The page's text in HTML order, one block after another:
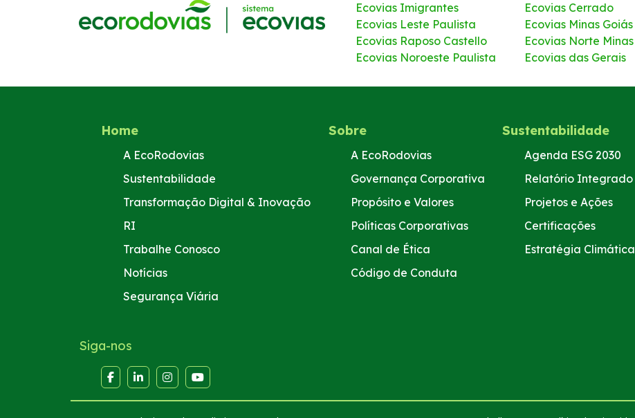
Ecovias Imigrantes
Ecovias Leste Paulista
Ecovias Raposo Castello
Ecovias Noroeste Paulista
Ecovias Cerrado
Ecovias Minas Goiás
Ecovias Norte Minas
Ecovias das Gerais
Home
A EcoRodovias
Sustentabilidade
Transformação Digital & Inovação
RI
Trabalhe Conosco
Notícias
Segurança Viária
Sobre
A EcoRodovias
Governança Corporativa
Propósito e Valores
Políticas Corporativas
Canal de Ética
Código de Conduta
Sustentabilidade
Agenda ESG 2030
Relatório Integrado
Projetos e Ações
Certificações
Estratégia Climática
Siga-nos